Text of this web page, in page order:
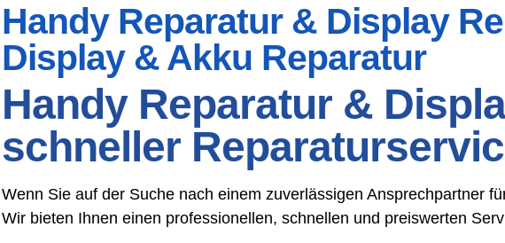
Handy Reparatur & Display
Display & Akku Reparatur
Handy Reparatur &
schneller
Wenn Sie auf der Suche nach einem zuverlässigen Ansprechpartner
Wir bieten Ihnen einen professionellen, schnellen und preiswerten